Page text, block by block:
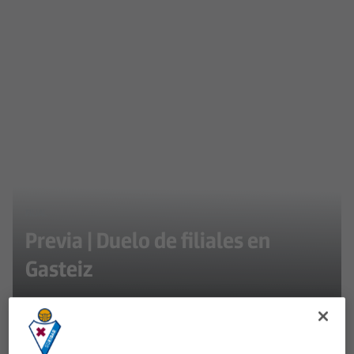
Previa | Duelo de filiales en
Gasteiz
Eibar B y Deportivo Alavés B se enfrentan este
domingo a las 12:00 horas en Ibaia